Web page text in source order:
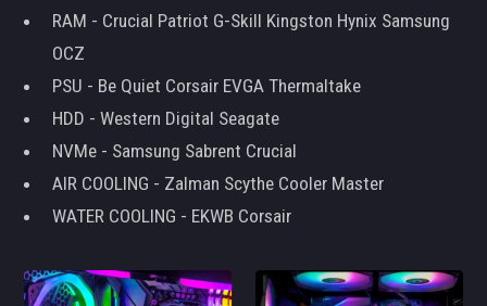
RAM - Crucial Patriot G-Skill Kingston Hynix Samsung
OCZ
PSU - Be Quiet Corsair EVGA Thermaltake
HDD - Western Digital Seagate
NVMe - Samsung Sabrent Crucial
AIR COOLING - Zalman Scythe Cooler Master
WATER COOLING - EKWB Corsair